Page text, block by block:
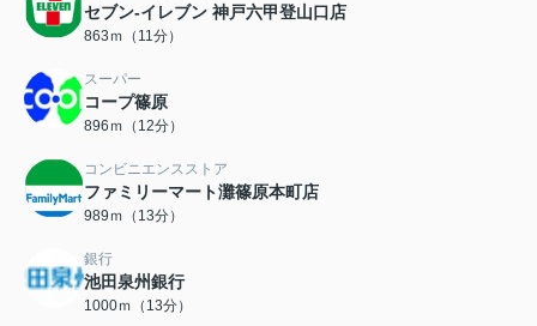
セブン‐イレブン 神戸六甲登山口店
863ｍ（11分）
スーパー
コープ篠原
896ｍ（12分）
コンビニエンスストア
ファミリーマート灘篠原本町店
989ｍ（13分）
銀行
池田泉州銀行
1000ｍ（13分）